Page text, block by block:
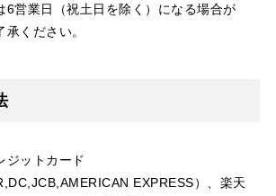
営業日（祝土日を除く）になる場合が
ください。
ジットカード
EXPRESS）、楽天